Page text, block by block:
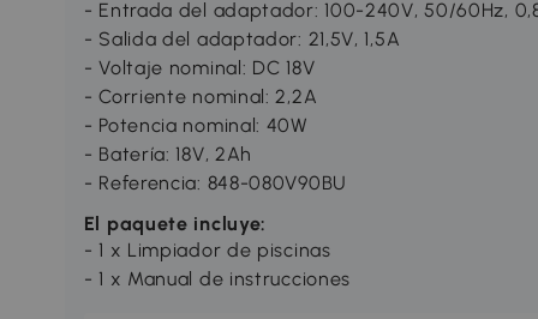
- Entrada del adaptador: 100-240V, 50/60Hz,
- Salida del adaptador: 21,5V, 1,5A
- Voltaje nominal: DC 18V
- Corriente nominal: 2,2A
- Potencia nominal: 40W
- Batería: 18V, 2Ah
- Referencia: 848-080V90BU
El paquete incluye:
- 1 x Limpiador de piscinas
- 1 x Manual de instrucciones